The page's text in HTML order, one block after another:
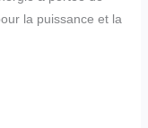
la puissance et la